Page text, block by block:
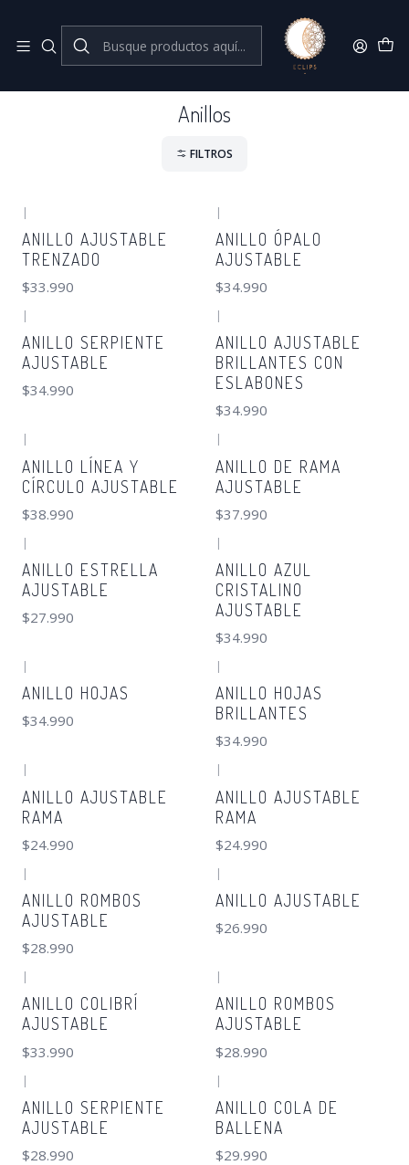
Inicio Anillos
Anillos
FILTROS
|
ANILLO AJUSTABLE
TRENZADO
$33.990
|
ANILLO ÓPALO
AJUSTABLE
$34.990
|
ANILLO SERPIENTE
AJUSTABLE
$34.990
|
ANILLO AJUSTABLE
BRILLANTES CON
ESLABONES
$34.990
|
ANILLO LÍNEA Y
CÍRCULO AJUSTABLE
$38.990
|
ANILLO DE RAMA
AJUSTABLE
$37.990
|
ANILLO ESTRELLA
AJUSTABLE
$27.990
|
ANILLO AZUL
CRISTALINO
AJUSTABLE
$34.990
|
ANILLO HOJAS
$34.990
|
ANILLO HOJAS
BRILLANTES
$34.990
ANILLO AJUSTABLE
RAMA
$24.990
ANILLO AJUSTABLE
RAMA
$24.990
|
ANILLO ROMBOS
AJUSTABLE
$28.990
|
ANILLO AJUSTABLE
$26.990
|
ANILLO COLIBRÍ
AJUSTABLE
$33.990
|
ANILLO ROMBOS
AJUSTABLE
$28.990
|
ANILLO SERPIENTE
AJUSTABLE
$28.990
|
ANILLO COLA DE
BALLENA
$29.990